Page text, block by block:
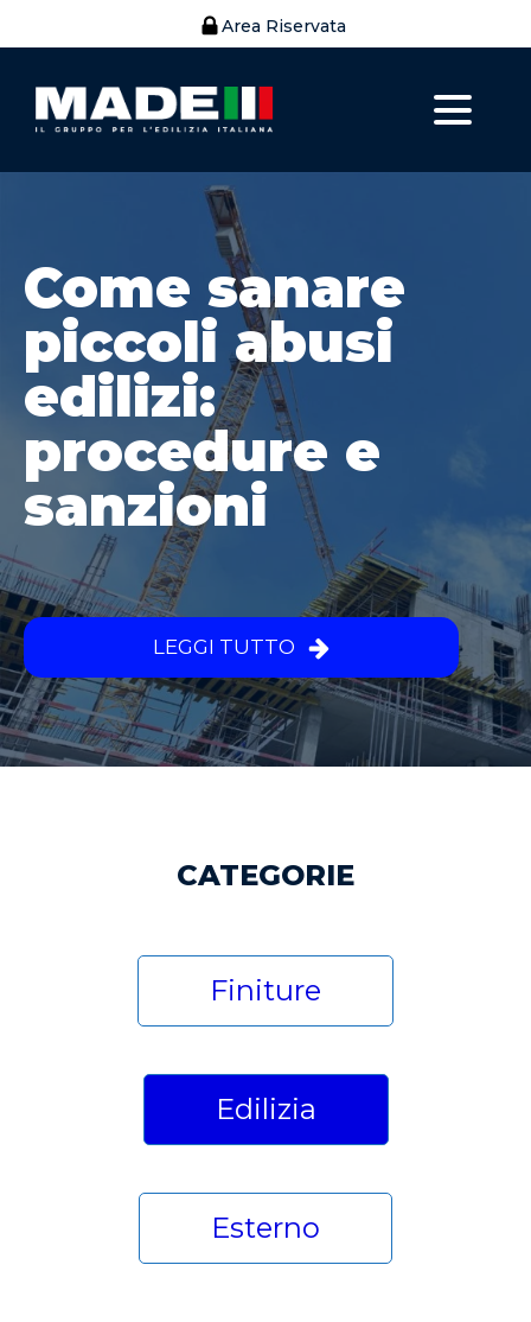
Area Riservata
Come sanare
piccoli abusi
edilizi:
procedure e
sanzioni
LEGGI TUTTO
CATEGORIE
Finiture
Edilizia
Esterno